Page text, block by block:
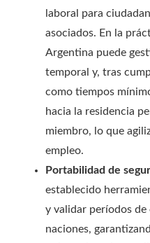
laboral para
asociados. En la
Argentina puede
temporal y, tras
como tiempos
hacia la residencia
miembro, lo que
empleo.
Portabilidad de
establecido
y validar períodos
naciones,